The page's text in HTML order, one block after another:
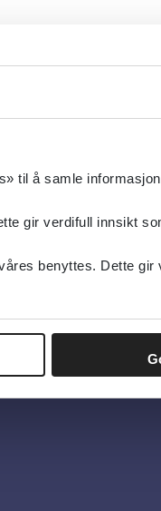
til å samle
gir verdifull innsikt
benyttes. Dette gir